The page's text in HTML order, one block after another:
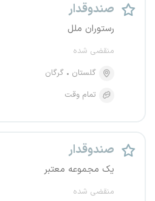
صندوقدار
رستوران ملل
منقضی شده
گلستان
گرگان
تمام وقت
صندوقدار
یک مجموعه معتبر
منقضی شده